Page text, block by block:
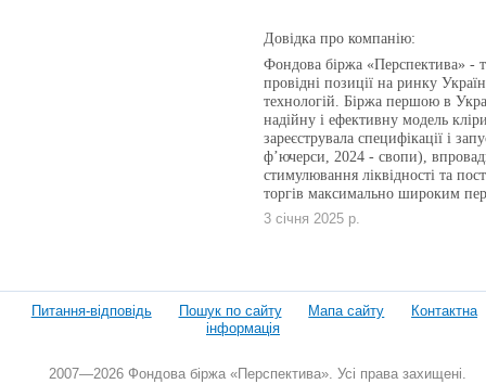
Довідка про компанію:
Фондова біржа «Перспектива» -
провідні позиції на ринку
технологій. Біржа першою в
надійну і ефективну модель
зареєструвала специфікації і
ф’ючерси, 2024 - свопи),
стимулювання ліквідності та
торгів максимально широким
3 січня 2025 р.
Питання-відповідь Пошук по сайту Мапа сайту
Контактна
інформація
2007—2026 Фондова біржа «Перспектива». Усі права захищені.